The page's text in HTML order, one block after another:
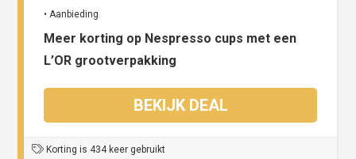
• Aanbieding
Meer korting op Nespresso cups met een
L’OR grootverpakking
BEKIJK DEAL
Korting is 434 keer gebruikt